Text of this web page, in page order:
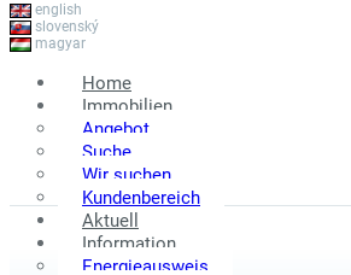
english
slovenský
magyar
Home
Immobilien
Angebot
Suche
Wir suchen
Kundenbereich
Aktuell
Information
Energieausweis